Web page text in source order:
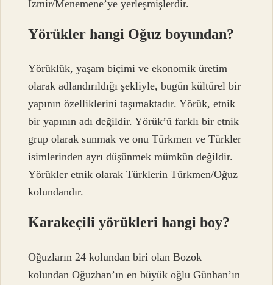
İzmir/Menemene’ye yerleşmişlerdir.
Yörükler hangi Oğuz boyundan?
Yörüklük, yaşam biçimi ve ekonomik üretim
olarak adlandırıldığı şekliyle, bugün kültürel bir
yapının özelliklerini taşımaktadır. Yörük, etnik
bir yapının adı değildir. Yörük’ü farklı bir etnik
grup olarak sunmak ve onu Türkmen ve Türkler
isimlerinden ayrı düşünmek mümkün değildir.
Yörükler etnik olarak Türklerin Türkmen/Oğuz
kolundandır.
Karakeçili yörükleri hangi boy?
Oğuzların 24 kolundan biri olan Bozok
kolundan Oğuzhan’ın en büyük oğlu Günhan’ın